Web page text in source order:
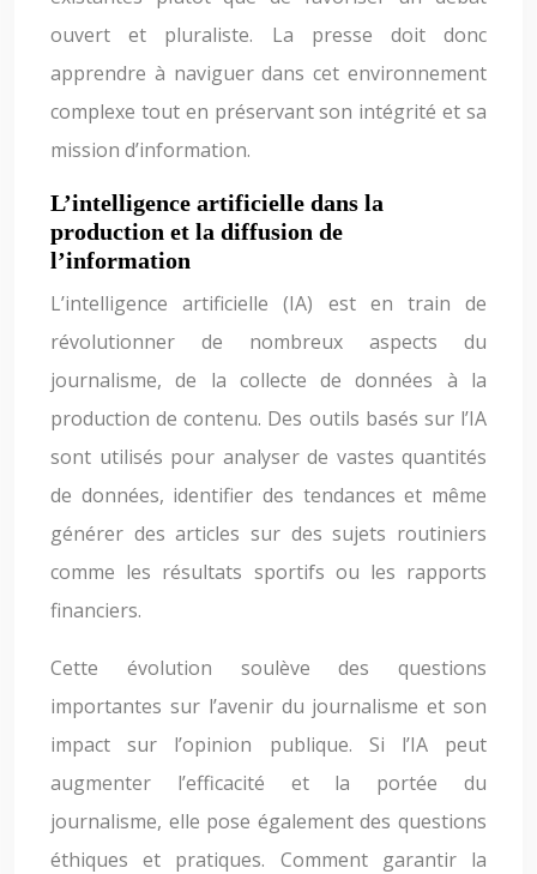
ouvert et pluraliste. La presse doit donc
apprendre à naviguer dans cet environnement
complexe tout en préservant son intégrité et sa
mission d’information.
L’intelligence artificielle dans la
production et la diffusion de
l’information
L’intelligence artificielle (IA) est en train de
révolutionner de nombreux aspects du
journalisme, de la collecte de données à la
production de contenu. Des outils basés sur l’IA
sont utilisés pour analyser de vastes quantités
de données, identifier des tendances et même
générer des articles sur des sujets routiniers
comme les résultats sportifs ou les rapports
financiers.
Cette évolution soulève des questions
importantes sur l’avenir du journalisme et son
impact sur l’opinion publique. Si l’IA peut
augmenter l’efficacité et la portée du
journalisme, elle pose également des questions
éthiques et pratiques. Comment garantir la